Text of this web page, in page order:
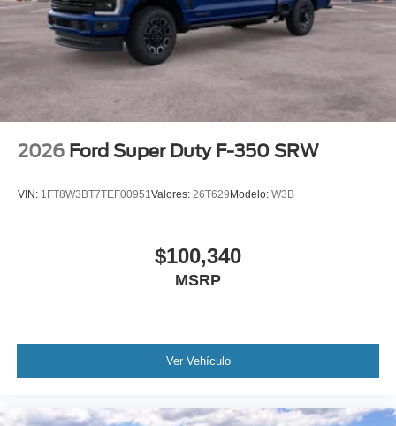
2026 Ford Super Duty F-350 SRW
VIN: 1FT8W3BT7TEF00951Valores: 26T629 Modelo: W3B
$100,340
MSRP
Ver Vehículo